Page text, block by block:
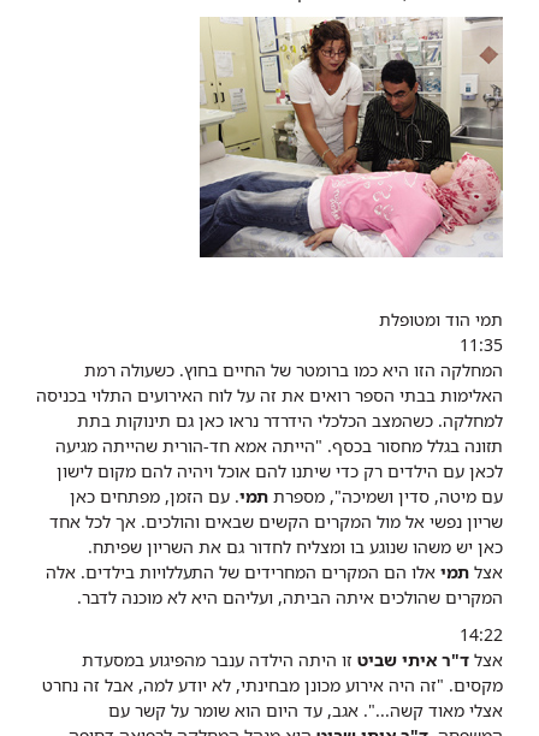
תמי הוד ומטופלת
11:35
המחלקה הזו היא כמו ברומטר של החיים בחוץ. כשעולה רמת
האלימות בבתי הספר רואים את זה על לוח האירועים התלוי בכניסה
למחלקה. כשהמצב הכלכלי הידרדר נראו כאן גם תינוקות בתת
תזונה בגלל מחסור בכסף. "הייתה אמא חד-הורית שהייתה מגיעה
לכאן עם הילדים רק כדי שיתנו להם אוכל ויהיה להם מקום לישון
עם מיטה, סדין ושמיכה", מספרת תמי. עם הזמן, מפתחים כאן
שריון נפשי אל מול המקרים הקשים שבאים והולכים. אך לכל אחד
כאן יש משהו שנוגע בו ומצליח לחדור גם את השריון שפיתח.
אצל תמי אלו הם המקרים המחרידים של התעללויות בילדים. אלה
המקרים שהולכים איתה הביתה, ועליהם היא לא מוכנה לדבר.
14:22
אצל ד"ר איתי שביט זו היתה הילדה ענבר מהפיגוע במסעדת
מקסים. "זה היה אירוע מכונן מבחינתי, לא יודע למה, אבל זה נחרט
אצלי מאוד קשה...". אגב, עד היום הוא שומר על קשר עם